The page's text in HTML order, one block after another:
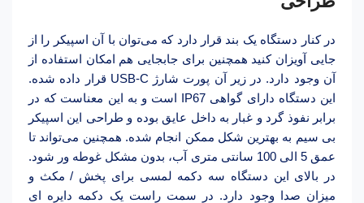
در کنار دستگاه یک بند قرار دارد که می‌توان با آن اسپیکر را از
جایی آویزان کنید همچنین برای جابجایی هم امکان استفاده از
آن وجود دارد. در زیر آن پورت شارژ USB-C قرار داده شده.
این دستگاه دارای گواهی IP67 است و به این معناست که در
برابر نفوذ گرد و غبار به داخل عایق بوده و طراحی این اسپیکر
بی سیم به بهترین شکل ممکن انجام شده. همچنین می‌تواند تا
عمق 5 الی 100 سانتی متری آب، بدون مشکل غوطه ور شود.
در بالای این دستگاه سه دکمه لمسی برای پخش / مکث و
میزان صدا وجود دارد. در سمت راست یک دکمه دایره ای